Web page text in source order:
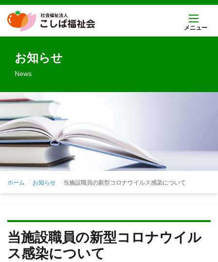
メニュー
お知らせ
News
ホーム お知らせ 当施設職員の新型コロナウイルス感染について
当施設職員の新型コロナウイル
ス感染について